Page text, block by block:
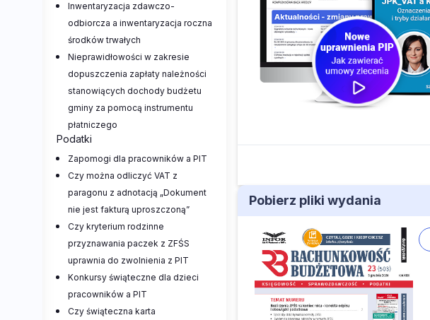
Inwentaryzacja zdawczo-
odbiorcza a inwentaryzacja roczna
środków trwałych
Nieprawidłowości w zakresie
dopuszczenia zapłaty należności
stanowiących dochody budżetu
gminy za pomocą instrumentu
płatniczego
Podatki
Zapomogi dla pracowników a PIT
Czy można odliczyć VAT z
paragonu z adnotacją „Dokument
nie jest fakturą uproszczoną”
Czy kryterium rodzinne
przyznawania paczek z ZFŚS
uprawnia do zwolnienia z PIT
Konkursy świąteczne dla dzieci
pracowników a PIT
Czy świąteczna karta
Pobierz pliki wydania